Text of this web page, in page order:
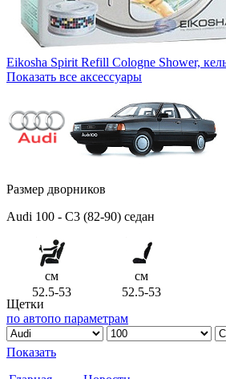
Eikosha Spirit Refill Cologne Shower,
Показать все аксессуары
Размер дворников
Audi 100 - C3 (82-90) седан
см
см
52.5-53
52.5-53
Щетки
по автопо параметрам
Показать